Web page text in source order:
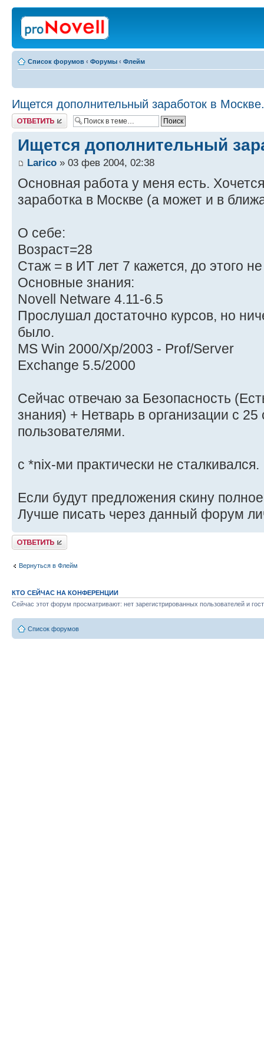
Список форумов ‹ Форумы ‹ Флейм
Ищется дополнительный заработок в Москве.
Ответить
Ищется дополнительный
Larico » 03 фев 2004, 02:38
Основная работа у меня есть.
заработка в Москве (а может и в
О себе:
Возраст=28
Стаж = в ИТ лет 7 кажется, до этого
Основные знания:
Novell Netware 4.11-6.5
Прослушал достаточно курсов, но
было.
MS Win 2000/Xp/2003 - Prof/Server
Exchange 5.5/2000
Сейчас отвечаю за Безопасность
знания) + Нетварь в организации с
пользователями.
с *nix-ми практически не сталкивался.
Если будут предложения скину
Лучше писать через данный форум
Ответить
Вернуться в Флейм
КТО СЕЙЧАС НА КОНФЕРЕНЦИИ
Сейчас этот форум просматривают: нет зарегистрированных пользователей и
Список форумов